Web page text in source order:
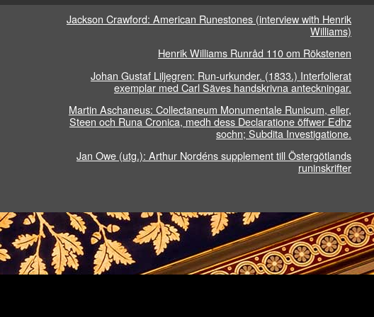
Jackson Crawford: American Runestones (interview with Henrik
Williams)
Henrik Williams Runråd 110 om Rökstenen
Johan Gustaf Liljegren: Run-urkunder. (1833.) Interfolierat
exemplar med Carl Säves handskrivna anteckningar.
Martin Aschaneus: Collectaneum Monumentale Runicum, eller,
Steen och Runa Cronica, medh dess Declaratione öffwer Edhz
sochn; Subdita Investigatione.
Jan Owe (utg.): Arthur Nordéns supplement till Östergötlands
runinskrifter